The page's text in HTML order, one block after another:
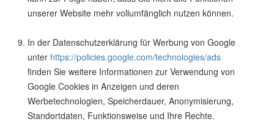
unserer Website mehr vollumfänglich nutzen können.
In der Datenschutzerklärung für Werbung von Google
unter https://policies.google.com/technologies/ads
finden Sie weitere Informationen zur Verwendung von
Google Cookies in Anzeigen und deren
Werbetechnologien, Speicherdauer, Anonymisierung,
Standortdaten, Funktionsweise und Ihre Rechte.